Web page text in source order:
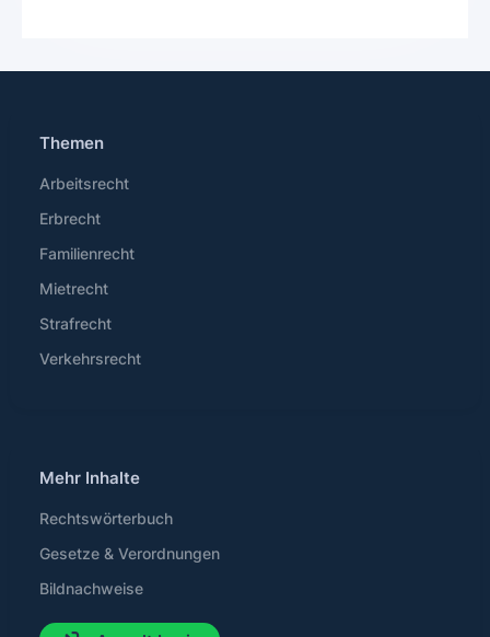
Themen
Arbeitsrecht
Erbrecht
Familienrecht
Mietrecht
Strafrecht
Verkehrsrecht
Mehr Inhalte
Rechtswörterbuch
Gesetze & Verordnungen
Bildnachweise